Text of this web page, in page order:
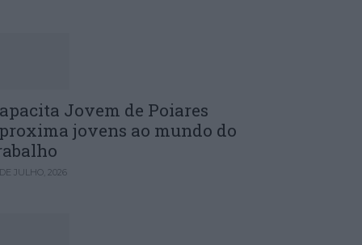
Jovem de Poiares
jovens ao mundo do
JULHO, 2026